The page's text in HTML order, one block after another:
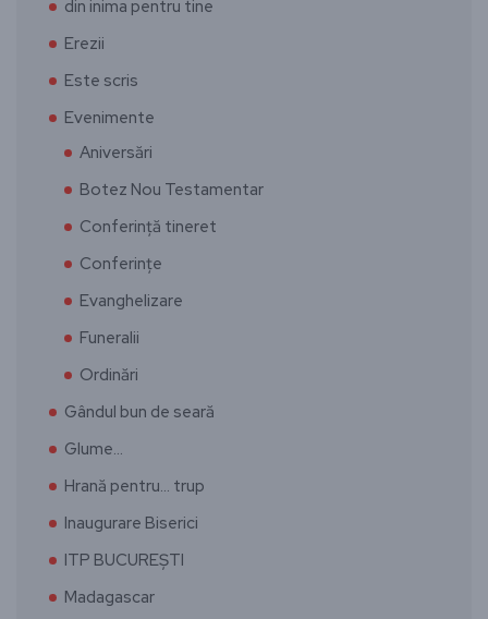
din inima pentru tine
Erezii
Este scris
Evenimente
Aniversări
Botez Nou Testamentar
Conferință tineret
Conferințe
Evanghelizare
Funeralii
Ordinări
Gândul bun de seară
Glume…
Hrană pentru… trup
Inaugurare Biserici
ITP BUCUREȘTI
Madagascar